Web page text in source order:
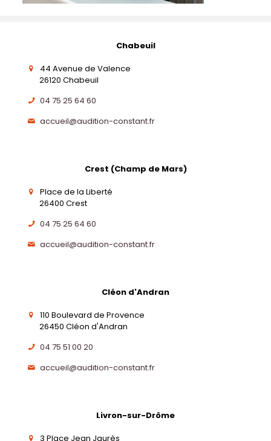
Chabeuil
44 Avenue de Valence
26120 Chabeuil
04 75 25 64 60
accueil@audition-constant.fr
Crest (Champ de Mars)
Place de la Liberté
26400 Crest
04 75 25 64 60
accueil@audition-constant.fr
Cléon d'Andran
110 Boulevard de Provence
26450 Cléon d'Andran
04 75 51 00 20
accueil@audition-constant.fr
Livron-sur-Drôme
3 Place Jean Jaurès